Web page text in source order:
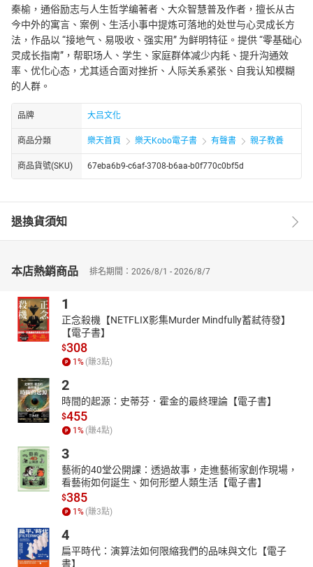
秦榆，通俗励志与人生哲学编著者、大众智慧普及作者，擅长从古
今中外的寓言、案例、生活小事中提炼可落地的处世与心灵成长方
法，作品以 “接地气、易吸收、强实用” 为鲜明特征。提供 “零基础心
灵成长指南”，帮职场人、学生、家庭群体减少内耗、提升沟通效
率、优化心态，尤其适合面对挫折、人际关系紧张、自我认知模糊
的人群。
品牌 大吕文化
商品分類 樂天首頁 樂天Kobo電子書 有聲書 親子教養
商品貨號(SKU) 67eba6b9-c6af-3708-b6aa-b0f770c0bf5d
退換貨須知
本店熱銷商品 排名期間：2026/8/1 - 2026/8/7
1
正念殺機【NETFLIX影集Murder Mindfully蓄弒待發】
【電子書】
$308
1 % (賺3點)
2
時間的起源：史蒂芬．霍金的最終理論【電子書】
$455
1 % (賺4點)
3
藝術的40堂公開課：透過故事，走進藝術家創作現場，
看藝術如何誕生、如何形塑人類生活【電子書】
$385
1 % (賺3點)
4
扁平時代：演算法如何限縮我們的品味與文化【電子
書】